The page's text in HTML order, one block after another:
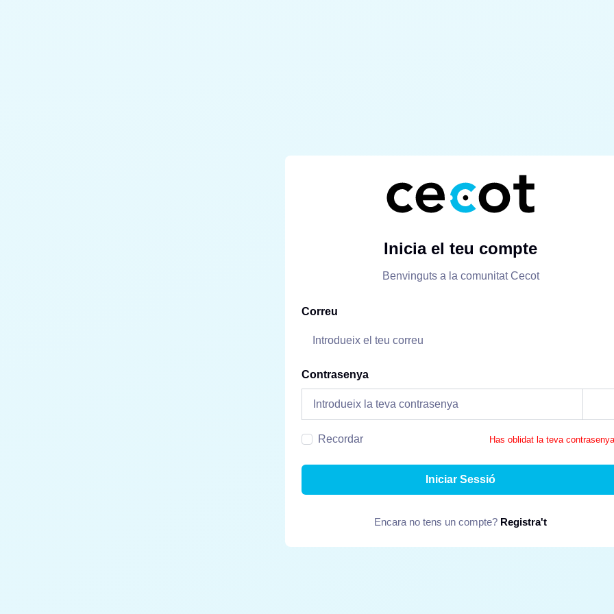
Inicia el teu compte
Benvinguts a la comunitat Cecot
Correu
Contrasenya
Recordar Has oblidat la teva
Iniciar Sessió
Encara no tens un compte? Registra't